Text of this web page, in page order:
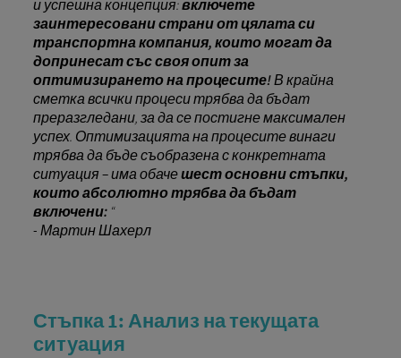
и успешна концепция:включете
заинтересовани страни от цялата си
транспортна компания, които могат да
допринесат със своя опит за
оптимизирането на процесите!В крайна
сметка всички процеси трябва да бъдат
преразгледани, за да се постигне максимален
успех. Оптимизацията на процесите винаги
трябва да бъде съобразена с конкретната
ситуация – има обачешест основни стъпки,
които абсолютно трябва да бъдат
включени:“
- Мартин Шахерл
Стъпка 1: Анализ на текущата
ситуация